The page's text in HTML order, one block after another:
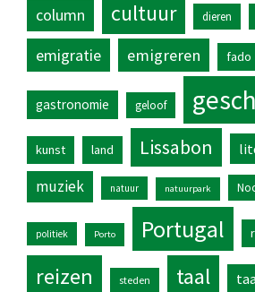
column cultuur dieren
emigratie emigreren fado
gastronomie geloof
kunst land Lissabon
muziek natuur natuurpark
politiek Porto Portugal
reizen steden taal